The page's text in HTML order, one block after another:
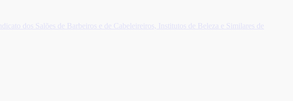
dos Salões de Barbeiros e de Cabeleireiros, Institutos de Beleza e Similares de